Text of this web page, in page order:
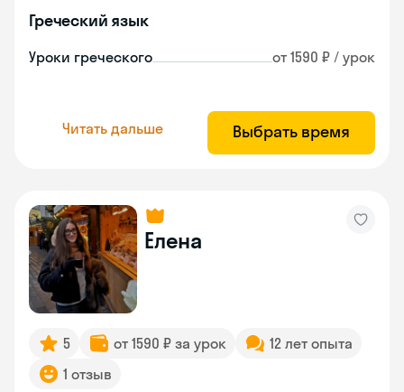
Греческий язык
Уроки греческого от 1590 ₽ / урок
Читать дальше Выбрать время
Елена
5 от 1590 ₽ за урок
12 лет опыта
1 отзыв